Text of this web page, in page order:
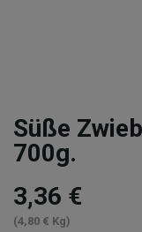
Süße
700g.
3,36 €
(4,80 € Kg)